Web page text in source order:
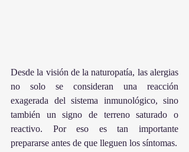
Desde la visión de la naturopatía, las alergias
no solo se consideran una reacción
exagerada del sistema inmunológico, sino
también un signo de terreno saturado o
reactivo. Por eso es tan importante
prepararse antes de que lleguen los síntomas.